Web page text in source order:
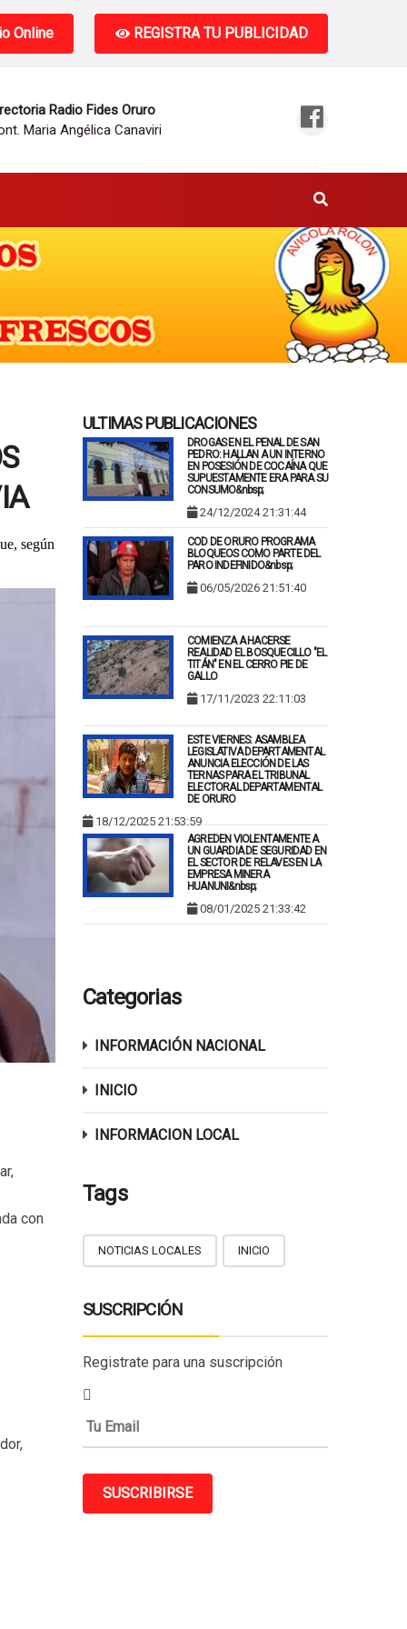
Online REGISTRA TU PUBLICIDAD
Radio Fides Oruro
Maria Angélica Canaviri
según
con
ULTIMAS PUBLICACIONES
DROGAS EN EL PENAL DE SAN
PEDRO: HALLAN A UN INTERNO
EN POSESIÓN DE COCAÍNA QUE
SUPUESTAMENTE ERA PARA SU
CONSUMO&nbsp;
24/12/2024 21:31:44
COD DE ORURO PROGRAMA
BLOQUEOS COMO PARTE DEL
PARO INDEFINIDO&nbsp;
06/05/2026 21:51:40
COMIENZA A HACERSE
REALIDAD EL BOSQUECILLO "EL
TITÁN" EN EL CERRO PIE DE
GALLO
17/11/2023 22:11:03
ESTE VIERNES: ASAMBLEA
LEGISLATIVA DEPARTAMENTAL
ANUNCIA ELECCIÓN DE LAS
TERNAS PARA EL TRIBUNAL
ELECTORAL DEPARTAMENTAL
DE ORURO
18/12/2025 21:53:59
AGREDEN VIOLENTAMENTE A
UN GUARDIA DE SEGURIDAD EN
EL SECTOR DE RELAVES EN LA
EMPRESA MINERA
HUANUNI&nbsp;
08/01/2025 21:33:42
Categorias
INFORMACIÓN NACIONAL
INICIO
INFORMACION LOCAL
Tags
NOTICIAS LOCALES INICIO
SUSCRIPCIÓN
Registrate para una suscripción
SUSCRIBIRSE